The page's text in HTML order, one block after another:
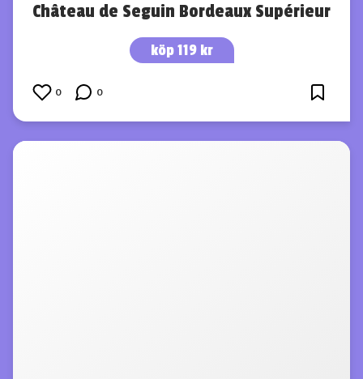
Château de Seguin Bordeaux Supérieur
köp 119 kr
0 0